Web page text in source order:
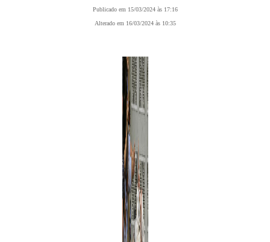
Publicado em 15/03/2024 às 17:16
Alterado em 16/03/2024 às 10:35